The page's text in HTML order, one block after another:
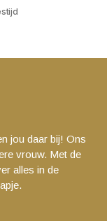
jou daar bij! Ons
vrouw. Met de
alles in de